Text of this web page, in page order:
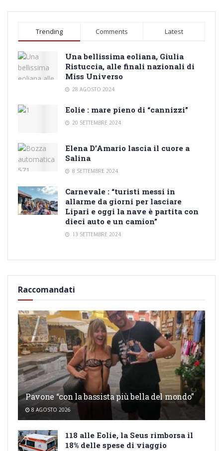
Trending Comments Latest
Una bellissima eoliana, Giulia
Ristuccia, alle finali nazionali di
Miss Universo
28 AGOSTO 2024
Eolie : mare pieno di “cannizzi”
20 SETTEMBRE 2024
Elena D’Amario lascia il cuore a
Salina
8 SETTEMBRE 2024
Carnevale : “turisti messi in
allarme da giorni per lasciare
Lipari e oggi la nave è partita con
dieci auto e un camion”
13 SETTEMBRE 2024
Raccomandati
Pavone “con la bassista più bella del mondo”
8 AGOSTO 2026
118 alle Eolie, la Seus rimborsa il
18% delle spese di viaggio